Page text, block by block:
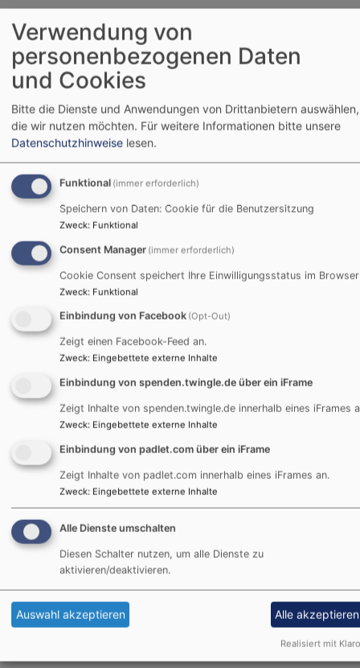
4. Analyse Tools
Wir setzen keine Analysetools wie z.B. Google
Analytics oder Matomo auf dieser Seite ein.
5. Freiwillige Bereitstellung
personenbezogener Daten
Über unsere Website können Sie per E-Mail und/oder
über ein Kontaktformular direkt in Kontakt mit uns
treten. Diese im Zusammenhang mit einer
Kontaktaufnahme zur Verfügung gestellten
personenbezogenen Daten werden ausschließlich für
die Korrespondenz mit Ihnen genutzt und ohne Ihre
Daten verbleiben bei uns, bis Sie uns entweder zur
Löschung auffordern, Ihre Einwilligung zur Speicherung
widerrufen oder der Zweck für die Datenspeicherung
entfällt. – Etwa wenn Ihre Anfrage geklärt wurde.
Abgesehen davon bleiben gesetzliche Bestimmungen –
insbesondere Aufbewahrungsfristen – unberührt. Diese
Verarbeitung ist gemäß § 6 Ziffer 3 DSG-EKD
rechtmäßig, weil die Beantwortung Ihrer Anfrage der
Erfüllung unserer Aufgaben dient.
6. Social Plugins
Auf unserer Website werden sogenannte "Social
Plugins" eingesetzt. Über diese Plugins können (auch
personenbezogene) Daten an die Diensteanbieter
gesendet und gegebenenfalls von diesen genutzt
werden.
Zum Schutz: Social-Media-Buttons mit Shariff
Verwendung von
personenbezogenen Daten
und Cookies
Bitte die Dienste und Anwendungen von Drittanbietern auswählen,
die wir nutzen möchten. Für weitere Informationen bitte unsere
Datenschutzhinweise lesen.
Funktional (immer erforderlich)
Speichern von Daten: Cookie für die Benutzersitzung
Zweck: Funktional
Consent Manager (immer erforderlich)
Cookie Consent speichert Ihre Einwilligungsstatus im Browser
Zweck: Funktional
Einbindung von Facebook (Opt-Out)
Zeigt einen Facebook-Feed an.
Zweck: Eingebettete externe Inhalte
Einbindung von spenden.twingle.de über ein iFrame
Zeigt Inhalte von spenden.twingle.de innerhalb eines iFrames
Zweck: Eingebettete externe Inhalte
Einbindung von padlet.com über ein iFrame
Zeigt Inhalte von padlet.com innerhalb eines iFrames an.
Zweck: Eingebettete externe Inhalte
Alle Dienste umschalten
Diesen Schalter nutzen, um alle Dienste zu
aktivieren/deaktivieren.
Auswahl akzeptieren Alle akzeptieren
Realisiert mit